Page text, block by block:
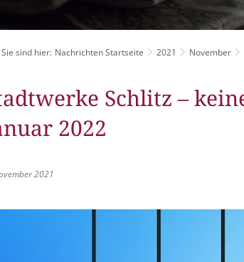
Stadtradeln
Sie sind hier: Nachrichten Startseite 2021 November
Schlitz –
2022
2021